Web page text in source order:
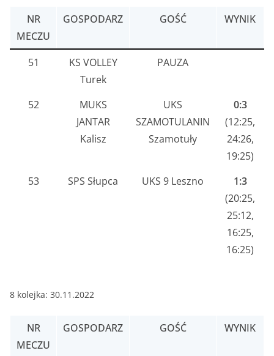
NR
MECZU
GOSPODARZ GOŚĆ WYNIK
51
KS VOLLEY
Turek
PAUZA
52
MUKS
JANTAR
Kalisz
UKS
SZAMOTULANIN
Szamotuły
0:3
(12:25,
24:26,
19:25)
53
SPS Słupca UKS 9 Leszno
1:3
(20:25,
25:12,
16:25,
16:25)
8 kolejka: 30.11.2022
NR
MECZU
GOSPODARZ GOŚĆ WYNIK